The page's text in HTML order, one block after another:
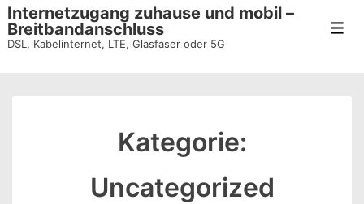
Internetzugang zuhause und mobil –
Breitbandanschluss
DSL, Kabelinternet, LTE, Glasfaser oder 5G
Kategorie:
Uncategorized